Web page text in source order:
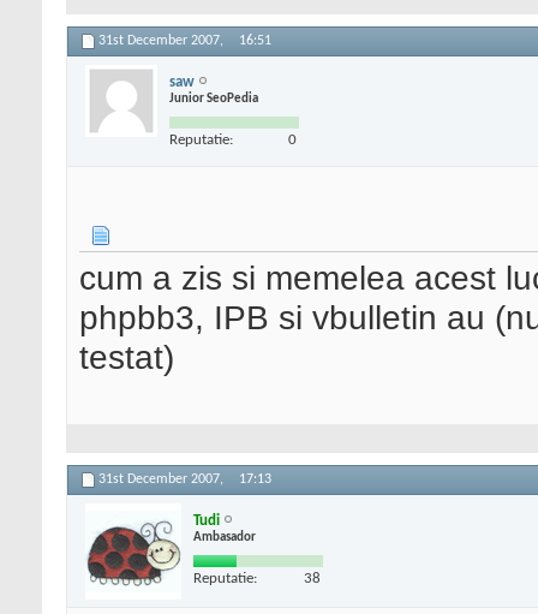
31st December 2007, 16:51
saw
Junior SeoPedia
Reputatie: 0
cum a zis si memelea acest
phpbb3, IPB si vbulletin au
testat)
31st December 2007, 17:13
Tudi
Ambasador
Reputatie: 38